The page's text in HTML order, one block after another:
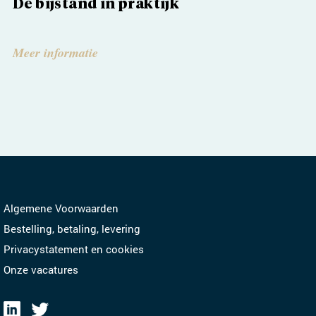
De bijstand in praktijk
Meer informatie
Algemene Voorwaarden
Bestelling, betaling, levering
Privacystatement en cookies
Onze vacatures